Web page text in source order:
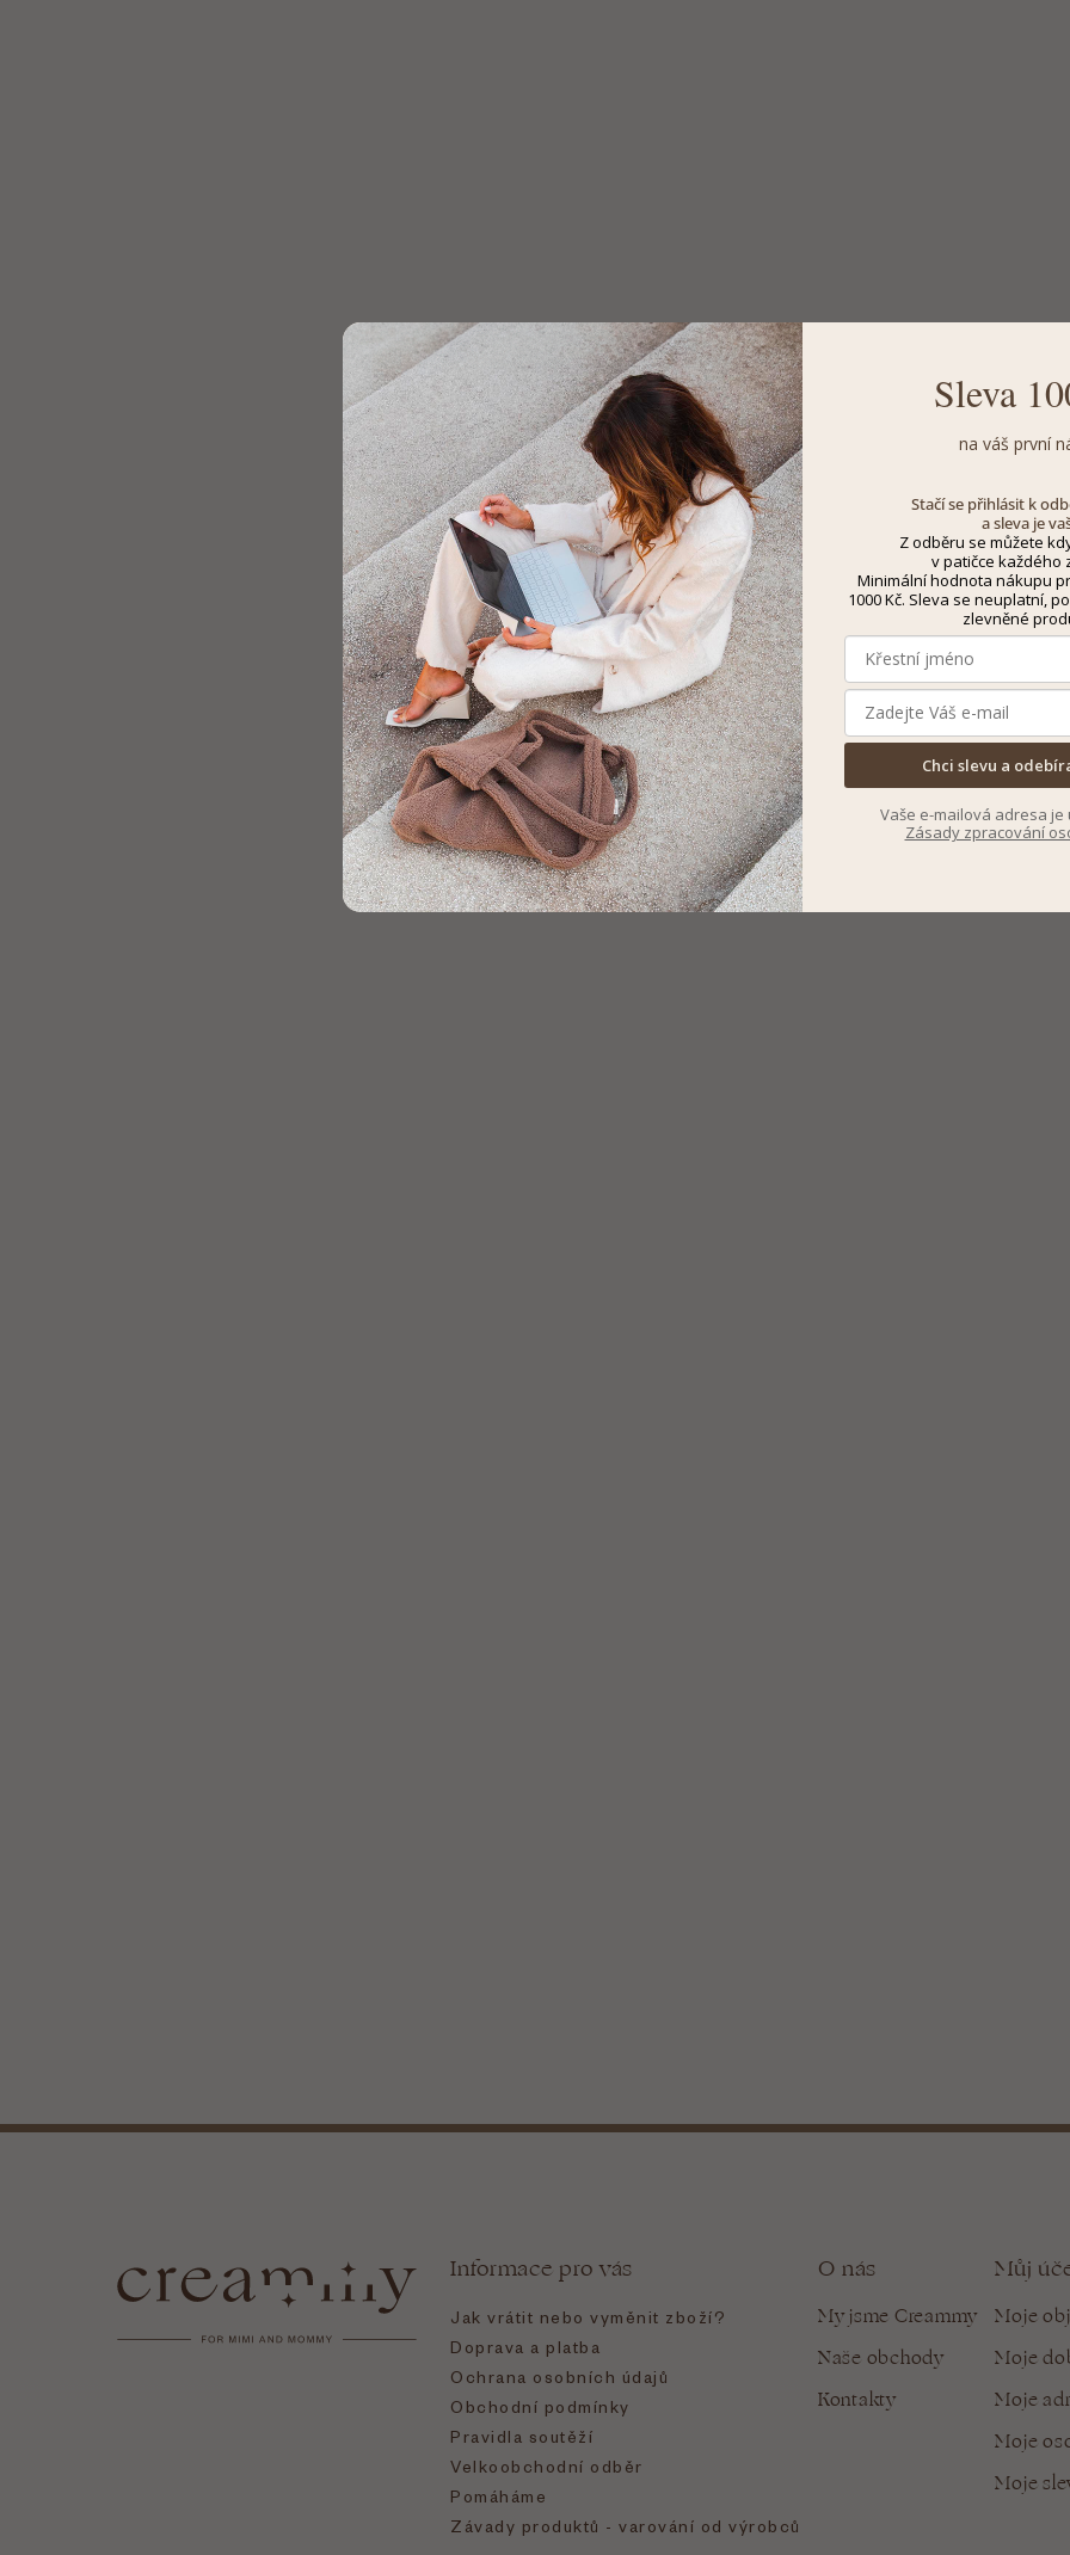
Informace pro vás
Jak vrátit nebo vyměnit zboží?
Doprava a platba
Ochrana osobních údajů
Obchodní podmínky
Pravidla soutěží
Velkoobchodní odběr
Pomáháme
Závady produktů - varování od výrobců
O nás
My jsme Creammy
Naše obchody
Kontakty
Můj
Moje
Moje
Moje
Moje
Moje
Sleva
na váš první
Stačí se přihlásit k
a sleva je
Z odběru se můžete
v patičce každého
Minimální hodnota nákupu
1000 Kč. Sleva se neuplatní,
zlevněné
Chci slevu a
Vaše e-mailová adresa je
Zásady zpracování